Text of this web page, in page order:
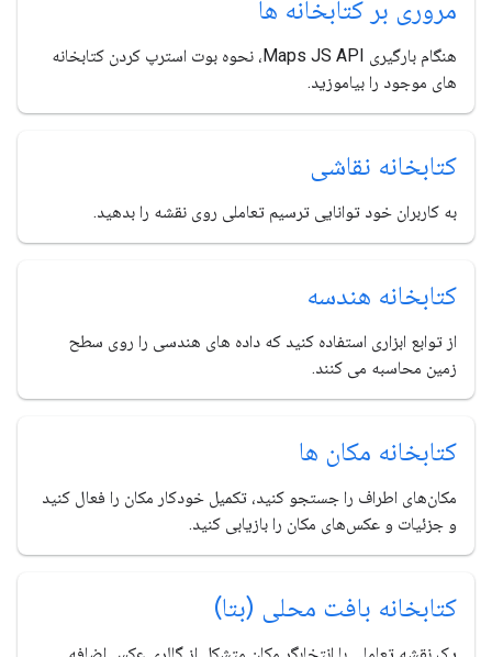
مروری بر کتابخانه ها
هنگام بارگیری Maps JS API، نحوه بوت استرپ کردن کتابخانه
های موجود را بیاموزید.
کتابخانه نقاشی
به کاربران خود توانایی ترسیم تعاملی روی نقشه را بدهید.
کتابخانه هندسه
از توابع ابزاری استفاده کنید که داده های هندسی را روی سطح
زمین محاسبه می کنند.
کتابخانه مکان ها
مکان‌های اطراف را جستجو کنید، تکمیل خودکار مکان را فعال کنید
و جزئیات و عکس‌های مکان را بازیابی کنید.
کتابخانه بافت محلی (بتا)